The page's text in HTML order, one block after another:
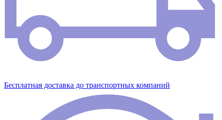
Бесплатная доставка до транспортных компаний